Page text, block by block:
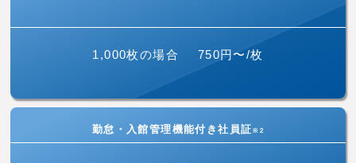
1,000枚の場合 750円〜/枚
勤怠・入館管理機能付き社員証 ※2